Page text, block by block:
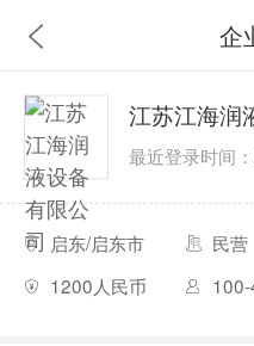
企
江苏江海润
最近登录时间
启东/启东市 民营
1200人民币
100-